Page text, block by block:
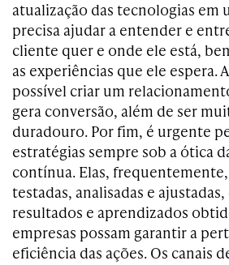
atualização das tecnologias em
precisa ajudar a entender e
cliente quer e onde ele está,
as experiências que ele espera.
possível criar um
gera conversão, além de ser
duradouro. Por fim, é urgente
estratégias sempre sob a ótica
contínua. Elas,
testadas, analisadas e
resultados e aprendizados
empresas possam garantir a
eficiência das ações. Os canais